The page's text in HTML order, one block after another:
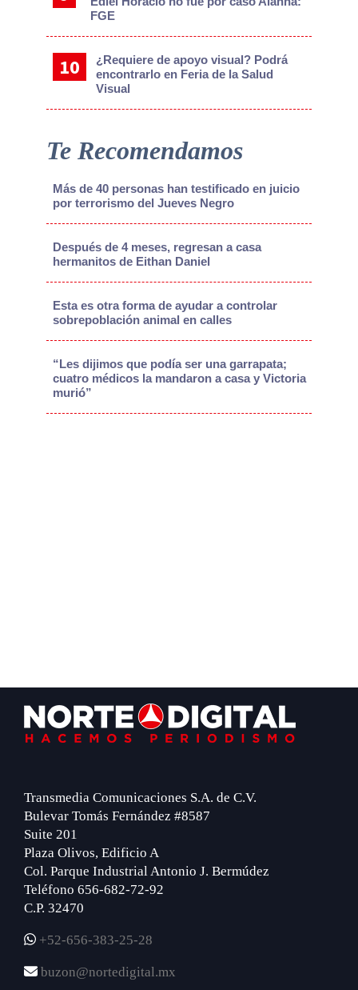
FGE
¿Requiere de apoyo visual? Podrá
encontrarlo en Feria de la Salud
Visual
Te Recomendamos
Más de 40 personas han testificado en juicio
por terrorismo del Jueves Negro
Después de 4 meses, regresan a casa
hermanitos de Eithan Daniel
Esta es otra forma de ayudar a controlar
sobrepoblación animal en calles
“Les dijimos que podía ser una garrapata;
cuatro médicos la mandaron a casa y Victoria
murió”
Footer
Transmedia Comunicaciones S.A. de C.V.
Bulevar Tomás Fernández #8587
Suite 201
Plaza Olivos, Edificio A
Col. Parque Industrial Antonio J. Bermúdez
Teléfono 656-682-72-92
C.P. 32470
+52-656-383-25-28
buzon@nortedigital.mx